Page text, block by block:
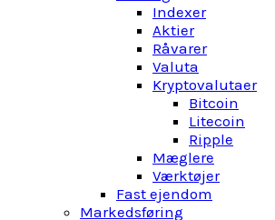
Indexer
Aktier
Råvarer
Valuta
Kryptovalutaer
Bitcoin
Litecoin
Ripple
Mæglere
Værktøjer
Fast ejendom
Markedsføring